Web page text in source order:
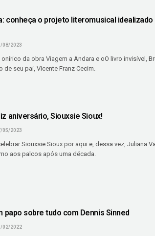
conheça o projeto literomusical idealizado
08/2023
da obra Viagem a Andara e oO livro invisível,
seu pai, Vicente Franz Cecim.
aniversário, Siouxsie Sioux!
05/2023
Siouxsie Sioux por aqui e, dessa vez, Juliana
aos palcos após uma década.
papo sobre tudo com Dennis Sinned
02/2022